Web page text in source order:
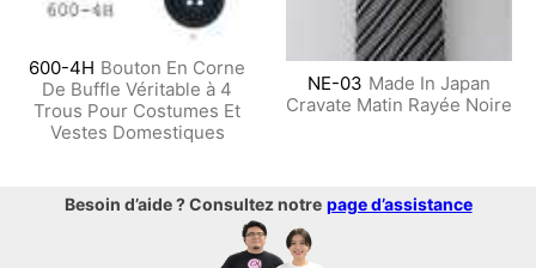
600-4H Bouton En Corne
De Buffle Véritable à 4
Trous Pour Costumes Et
Vestes Domestiques
NE-03 Made In Japan
Cravate Matin Rayée Noire
Besoin d’aide ? Consultez notre page d’assistance